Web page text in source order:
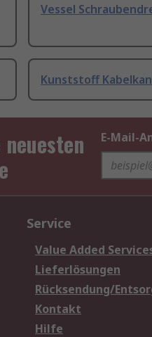
Vessel
Kunststoff
E-Mail-
Service
Value Added
Lieferlösungen
Rücksendung/
Kontakt
Hilfe